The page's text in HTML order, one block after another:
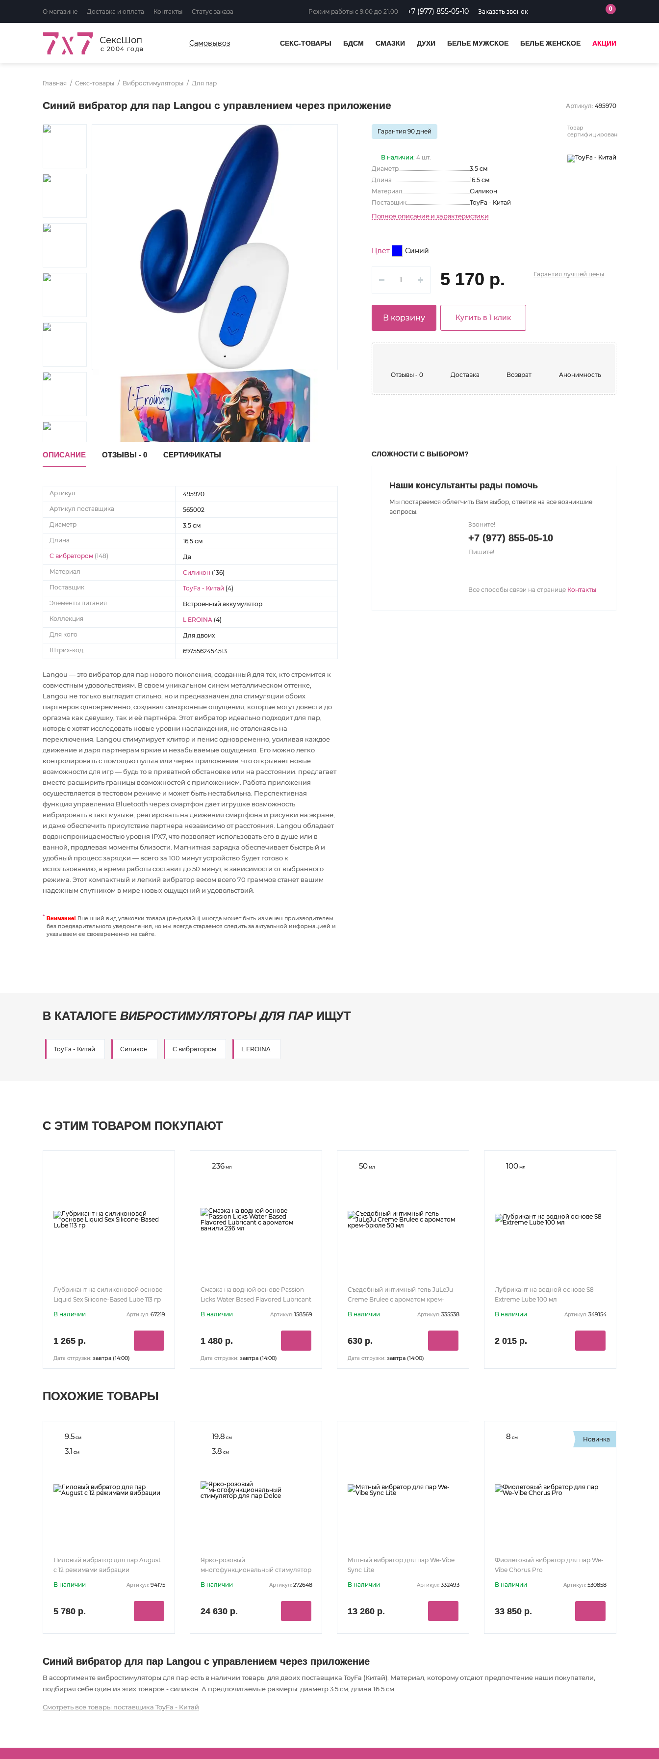
О магазине Доставка и оплата Контакты Статус заказа Режим работы с 9:00 до 21:00 +7 (977) 855-05-10 Заказать звонок 0
СексШоп
с 2004 года
Самовывоз СЕКС-ТОВАРЫ БДСМ СМАЗКИ ДУХИ БЕЛЬЕ МУЖСКОЕ БЕЛЬЕ ЖЕНСКОЕ АКЦИИ
Главная Секс-товары Вибростимуляторы Для пар
Синий вибратор для пар Langou с управлением через приложение Артикул: 495970
Гарантия 90 дней
В наличии: 4 шт.
Товар
сертифицирован
Диаметр
3.5 см
Длина
16.5 см
Материал
Силикон
Поставщик
ToyFa - Китай
Полное описание и характеристики
Цвет Синий
Гарантия лучшей цены
5 170 р.
В корзину Купить в 1 клик
Отзывы - 0 Доставка Возврат Анонимность
ОПИСАНИЕ ОТЗЫВЫ - 0 СЕРТИФИКАТЫ
Артикул
495970
Артикул поставщика
565002
Диаметр
3.5 см
Длина
16.5 см
С вибратором (148)
Да
Материал
Силикон (136)
Поставщик
ToyFa - Китай (4)
Элементы питания
Встроенный аккумулятор
Коллекция
L EROINA (4)
Для кого
Для двоих
Штрих-код
6975562454513
Langou — это вибратор для пар нового поколения, созданный для тех, кто стремится к
совместным удовольствиям. В своем уникальном синем металлическом оттенке,
Langou не только выглядит стильно, но и предназначен для стимуляции обоих
партнеров одновременно, создавая синхронные ощущения, которые могут довести до
оргазма как девушку, так и её партнёра. Этот вибратор идеально подходит для пар,
которые хотят исследовать новые уровни наслаждения, не отвлекаясь на
переключения. Langou стимулирует клитор и пенис одновременно, усиливая каждое
движение и даря партнерам яркие и незабываемые ощущения. Его можно легко
контролировать с помощью пульта или через приложение, что открывает новые
возможности для игр — будь то в приватной обстановке или на расстоянии. предлагает
вместе расширить границы возможностей с приложением. Работа приложения
осуществляется в тестовом режиме и может быть нестабильна. Перспективная
функция управления Bluetooth через смартфон дает игрушке возможность
вибрировать в такт музыке, реагировать на движения смартфона и рисунки на экране,
и даже обеспечить присутствие партнера независимо от расстояния. Langou обладает
водонепроницаемостью уровня IPX7, что позволяет использовать его в душе или в
ванной, продлевая моменты близости. Магнитная зарядка обеспечивает быстрый и
удобный процесс зарядки — всего за 100 минут устройство будет готово к
использованию, а время работы составит до 50 минут, в зависимости от выбранного
режима. Этот компактный и легкий вибратор весом всего 70 граммов станет вашим
надежным спутником в мире новых ощущений и удовольствий.
Внимание! Внешний вид упаковки товара (ре-дизайн) иногда может быть изменен производителем
без предварительного уведомления, но мы всегда стараемся следить за актуальной информацией и
указываем ее своевременно на сайте.
СЛОЖНОСТИ С ВЫБОРОМ?
Наши консультанты рады помочь
Мы постараемся облегчить Вам выбор, ответив на все возникшие
вопросы.
Звоните!
+7 (977) 855-05-10
Пишите!
Все способы связи на странице Контакты
В КАТАЛОГЕ ВИБРОСТИМУЛЯТОРЫ ДЛЯ ПАР ИЩУТ
ToyFa - Китай Силикон С вибратором L EROINA
С ЭТИМ ТОВАРОМ ПОКУПАЮТ
Лубрикант на силиконовой основе
Liquid Sex Silicone-Based Lube 113 гр
В наличии
Артикул: 67219
1 265 р.
Дата отгрузки: завтра (14:00)
236мл
Смазка на водной основе Passion
Licks Water Based Flavored Lubricant
В наличии Артикул: 158569
1 480 р.
Дата отгрузки: завтра (14:00)
50мл
Съедобный интимный гель JuLeJu
Creme Brulee с ароматом крем-
В наличии Артикул: 335538
630 р.
Дата отгрузки: завтра (14:00)
100мл
Лубрикант на водной основе S8
Extreme Lube 100 мл
В наличии
Артикул: 349154
2 015 р.
ПОХОЖИЕ ТОВАРЫ
9.5см
3.1 см
Лиловый вибратор для пар August
с 12 режимами вибрации
В наличии
Артикул: 94175
5 780 р.
19.8 см
3.8 см
Ярко-розовый
многофункциональный стимулятор
В наличии Артикул: 272648
24 630 р.
Мятный вибратор для пар We-Vibe
Sync Lite
В наличии
Артикул: 332493
13 260 р.
8 см Новинка
Фиолетовый вибратор для пар We-
Vibe Chorus Pro
В наличии
Артикул: 530858
33 850 р.
Синий вибратор для пар Langou с управлением через приложение
В ассортименте вибростимуляторы для пар есть в наличии товары для двоих поставщика ToyFa (Китай). Материал, которому отдают предпочтение наши покупатели,
подбирая себе один из этих товаров - силикон. А предпочитаемые размеры: диаметр 3.5 см, длина 16.5 см.
Смотреть все товары поставщика ToyFa - Китай